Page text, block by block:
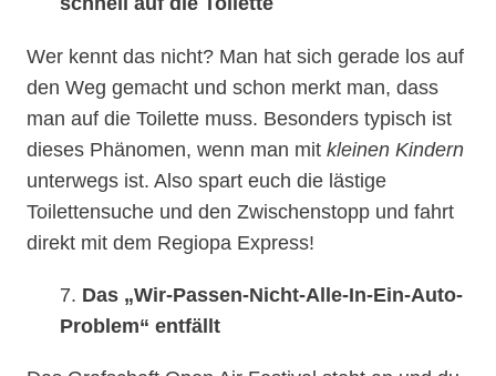
Wer kennt das nicht? Man hat sich gerade los auf
den Weg gemacht und schon merkt man, dass
man auf die Toilette muss. Besonders typisch ist
dieses Phänomen, wenn man mit kleinen Kindern
unterwegs ist. Also spart euch die lästige
Toilettensuche und den Zwischenstopp und fahrt
direkt mit dem Regiopa Express!
7. Das „Wir-Passen-Nicht-Alle-In-Ein-Auto-
Problem“ entfällt